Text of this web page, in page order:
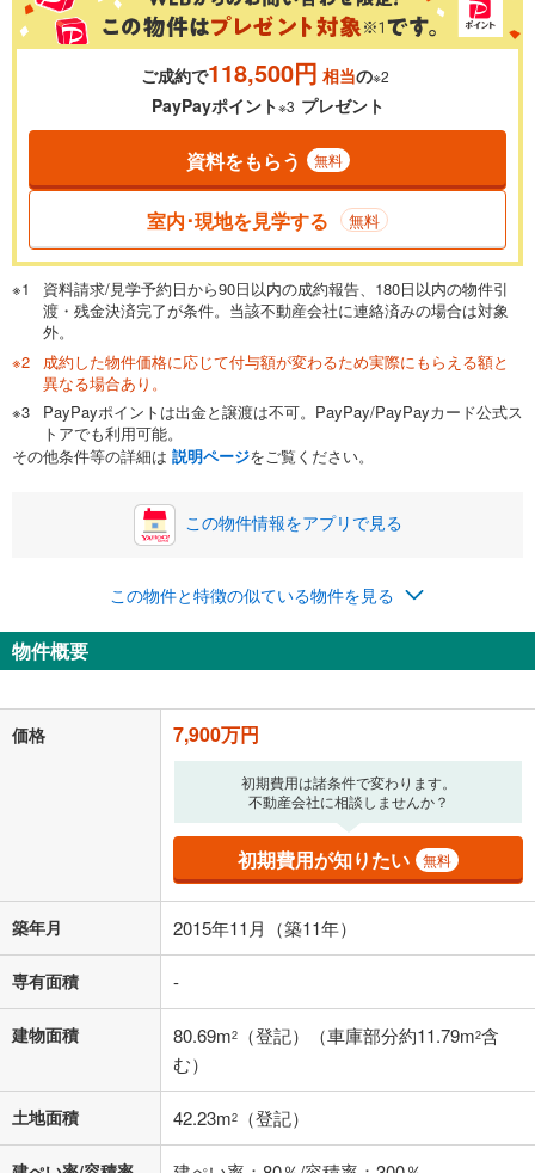
0.01%
一般的には最長35年まで借り入れ可能です。多くの金融機関
が完済時の年齢は80歳までを条件としています。
閉じる
頭金 万円
0万円 7,900万円
自己資金から住宅購入にかけられる金額を入力してくださ
い。一般的には物件価格の2割までが目安です。
閉じる
ボーナス
万円
0円
ナス時の増額分（1回分）を入力してください。
ボーナス払いの限度額は金融機関によって異なります。
閉じる
月々の返済額
上、ご自身での入力をお願いいたします。初期設定で自動入力されてい
る値は、実際の金融機関等における貸出金利とは何ら関係がなく、実際
の金融機関等における貸出金利を何ら保証するものではありません。返
済方法「元利均等返済」にて算出しております。入力された金利を35年
適用した場合の計算結果を表示しています。
その他月額費用や、初期費用がかかります。ご注意ください。実際にお
借り入れの際は各金融機関等に、必ずご自身でご確認をお願いいたしま
す。
条件によってお借り入れができないことがあります。
不動産会社に購入相談をする
閉じる
ご成約で118,500円 相当の※2
PayPayポイント※3 プレゼント
資料をもらう 無料
室内･現地を見学する 無料
資料請求/見学予約日から90日以内の成約報告、180日以内の物件引
渡・残金決済完了が条件。当該不動産会社に連絡済みの場合は対象
外。
成約した物件価格に応じて付与額が変わるため実際にもらえる額と
異なる場合あり。
PayPayポイントは出金と譲渡は不可。PayPay/PayPayカード公式ス
トアでも利用可能。
その他条件等の詳細は 説明ページをご覧ください。
この物件情報をアプリで見る
この物件と特徴の似ている物件を見る
物件概要
価格 7,900万円
初期費用は諸条件で変わります。
不動産会社に相談しませんか？
初期費用が知りたい 無料
築年月 2015年11月（築11年）
専有面積 -
建物面積 80.69m2 （登記）（車庫部分約11.79m2含
む）
土地面積 42.23m2 （登記）